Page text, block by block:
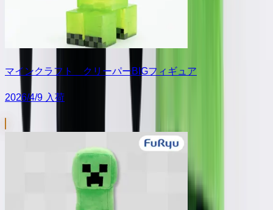
マインクラフト クリーパーBIGフィギュア
2026/4/9 入荷